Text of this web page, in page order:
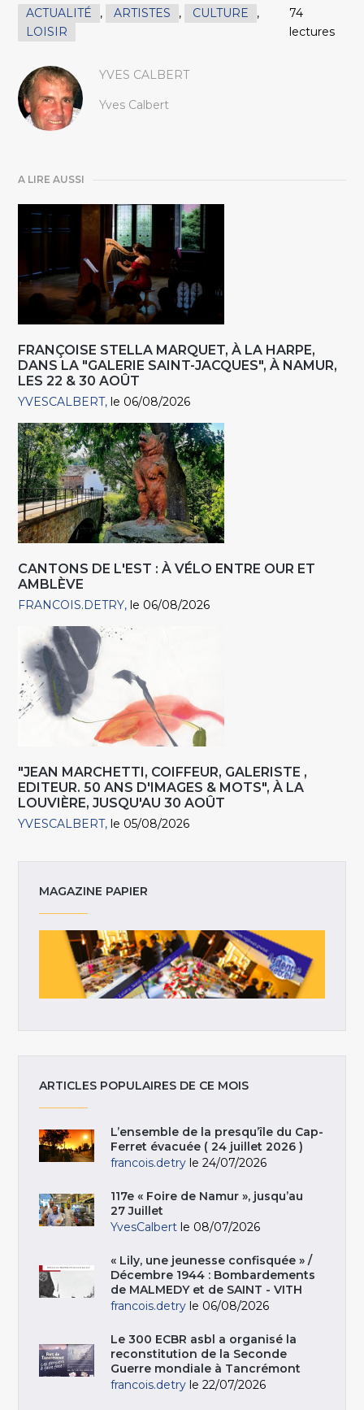
ACTUALITÉ , ARTISTES , CULTURE
,
LOISIR
74
lectures
YVES CALBERT
Yves Calbert
A LIRE AUSSI
FRANÇOISE STELLA MARQUET, À LA HARPE,
DANS LA "GALERIE SAINT-JACQUES", À NAMUR,
LES 22 & 30 AOÛT
YVESCALBERT le 06/08/2026
CANTONS DE L'EST : À VÉLO ENTRE OUR ET
AMBLÈVE
FRANCOIS.DETRY le 06/08/2026
"JEAN MARCHETTI, COIFFEUR, GALERISTE ,
EDITEUR. 50 ANS D'IMAGES & MOTS", À LA
LOUVIÈRE, JUSQU'AU 30 AOÛT
YVESCALBERT le 05/08/2026
MAGAZINE PAPIER
ARTICLES POPULAIRES DE CE MOIS
L’ensemble de la presqu’île du Cap-
Ferret évacuée ( 24 juillet 2026 )
francois.detry le 24/07/2026
117e « Foire de Namur », jusqu’au
27 Juillet
YvesCalbert le 08/07/2026
« Lily, une jeunesse confisquée » /
Décembre 1944 : Bombardements
de MALMEDY et de SAINT - VITH
francois.detry le 06/08/2026
Le 300 ECBR asbl a organisé la
reconstitution de la Seconde
Guerre mondiale à Tancrémont
francois.detry le 22/07/2026